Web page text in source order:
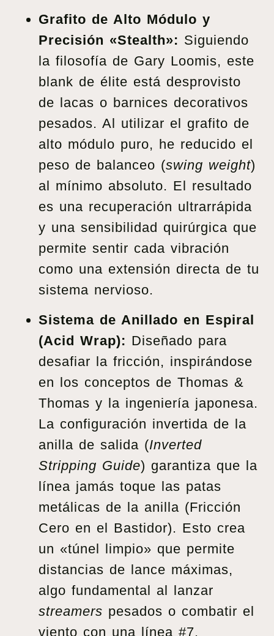
Grafito de Alto Módulo y
Precisión «Stealth»: Siguiendo
la filosofía de Gary Loomis, este
blank de élite está desprovisto
de lacas o barnices decorativos
pesados. Al utilizar el grafito de
alto módulo puro, he reducido el
peso de balanceo (swing weight)
al mínimo absoluto. El resultado
es una recuperación ultrarrápida
y una sensibilidad quirúrgica que
permite sentir cada vibración
como una extensión directa de tu
sistema nervioso.
Sistema de Anillado en Espiral
(Acid Wrap): Diseñado para
desafiar la fricción, inspirándose
en los conceptos de Thomas &
Thomas y la ingeniería japonesa.
La configuración invertida de la
anilla de salida (Inverted
Stripping Guide) garantiza que la
línea jamás toque las patas
metálicas de la anilla (Fricción
Cero en el Bastidor). Esto crea
un «túnel limpio» que permite
distancias de lance máximas,
algo fundamental al lanzar
streamers pesados o combatir el
viento con una línea #7.